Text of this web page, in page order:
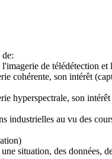
de télédétection
cohérente, son intérêt
hyperspectrale, son
industrielles au vu des
situation, des données,